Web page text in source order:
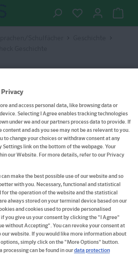
Abi-Check
and access personal data, like browsing data or
Selecting I Agree enables tracking technologies
under we and our partners process data to provide. If
content and ads you see may not be as relevant to you.
to change your choices or withdraw consent at any
link on the bottom of the webpage. Your
our Website. For more details, refer to our Privacy
make the best possible use of our website and so
with you. Necessary, functional and statistical
for the operation of the website and the statistical
always stored on your terminal device based on our
and cookies used to provide personalised
you give us your consent by clicking the "I Agree"
without Accepting". You can revoke your consent at
website. If you would like more information about
simply click on the "More Options" button.
processing can be found in ourdata protection